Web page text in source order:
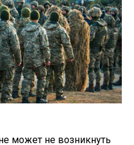
может не возникнуть